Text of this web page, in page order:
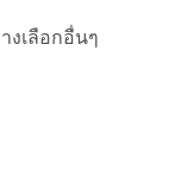
งเลือกอื่นๆ